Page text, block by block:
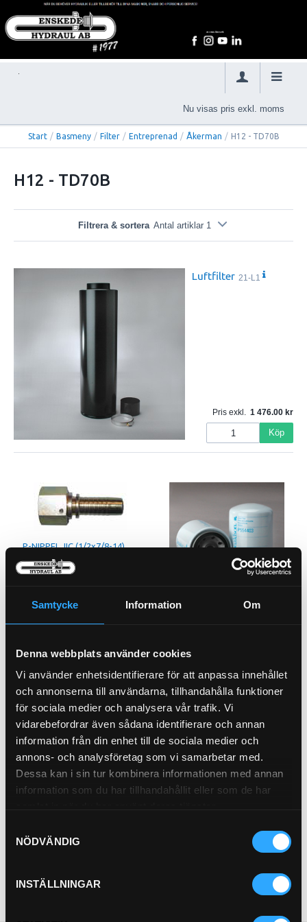
Samtycke Information Om
Denna webbplats använder cookies
Vi använder enhetsidentifierare för att anpassa innehållet
och annonserna till användarna, tillhandahålla funktioner
för sociala medier och analysera vår trafik. Vi
vidarebefordrar även sådana identifierare och annan
information från din enhet till de sociala medier och
annons- och analysföretag som vi samarbetar med.
Dessa kan i sin tur kombinera informationen med annan
information som du har tillhandahållit eller som de har
NÖDVÄNDIG
INSTÄLLNINGAR
Nu visas pris exkl. moms
Start / Basmeny / Filter / Entreprenad / Åkerman / H12 - TD70B
H12 - TD70B
Filtrera & sortera Antal artiklar 1
Luftfilter 21-L1
Pris exkl. 1 476.00
Köp
P-NIPPEL JIC (1/2x7/8-14)
72-8-10
Pris exkl. 61.90
Köp
Oljefilter
Pris exkl.
P-NIPPEL BSP (1/2)
92-8